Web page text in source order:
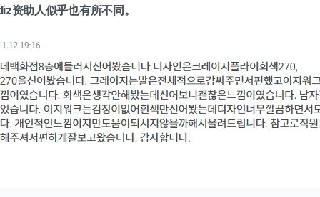
资助人似乎也有所不同。